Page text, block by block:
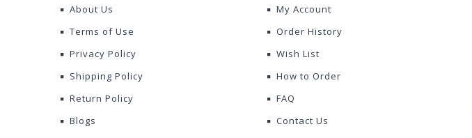
About Us
Terms of Use
Privacy Policy
Shipping Policy
Return Policy
Blogs
My Account
Order History
Wish List
How to Order
FAQ
Contact Us